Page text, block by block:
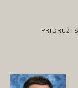
PRIDRUŽI